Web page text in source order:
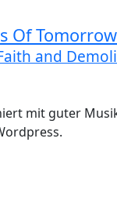
Of
and
mit guter